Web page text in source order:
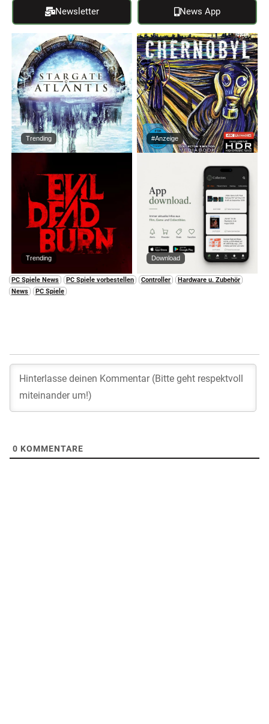
Newsletter News App
Trending #Anzeige
Trending Download
PC Spiele News PC Spiele vorbestellen Controller
Hardware u. Zubehör
News
PC Spiele
0 KOMMENTARE